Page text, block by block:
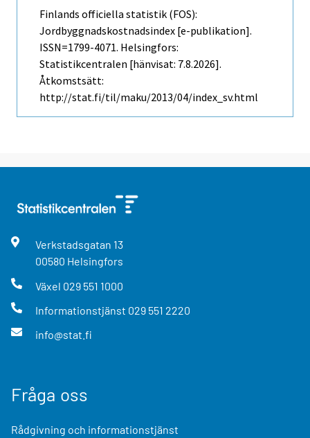
Finlands officiella statistik (FOS):
Jordbyggnadskostnadsindex [e-publikation].
ISSN=1799-4071. Helsingfors:
Statistikcentralen [hänvisat: 7.8.2026].
Åtkomstsätt:
http://stat.fi/til/maku/2013/04/index_sv.html
Verkstadsgatan 13
00580 Helsingfors
Växel 029 551 1000
Informationstjänst 029 551 2220
info@stat.fi
Fråga oss
Rådgivning och informationstjänst